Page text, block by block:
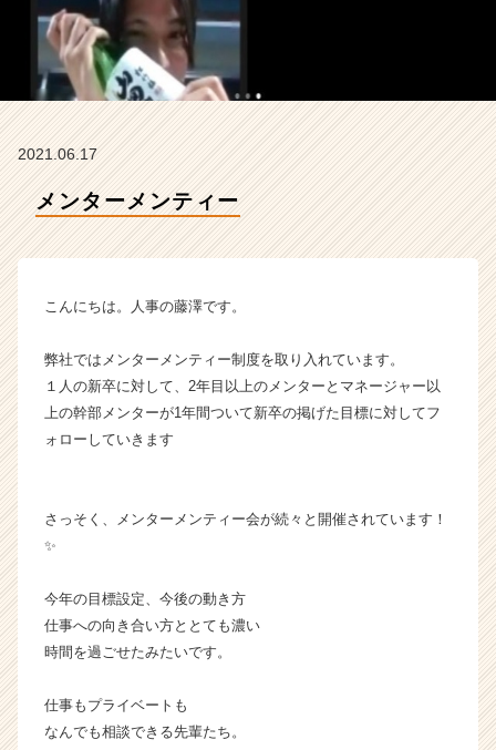
タ
イ
ム
ラ
ン
成
業
か
ら
が
就
活
サ
チ
ア
2021.06.17
メンターメンティー
こんにちは。人事の藤澤です。
弊社ではメンターメンティー制度を取り入れています。
１人の新卒に対して、2年目以上のメンターとマネージャー以
上の幹部メンターが1年間ついて新卒の掲げた目標に対してフ
ォローしていきます
さっそく、メンターメンティー会が続々と開催されています！
✨
今年の目標設定、今後の動き方
仕事への向き合い方ととても濃い
時間を過ごせたみたいです。
仕事もプライベートも
なんでも相談できる先輩たち。